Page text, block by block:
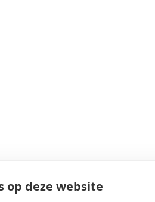
op deze website